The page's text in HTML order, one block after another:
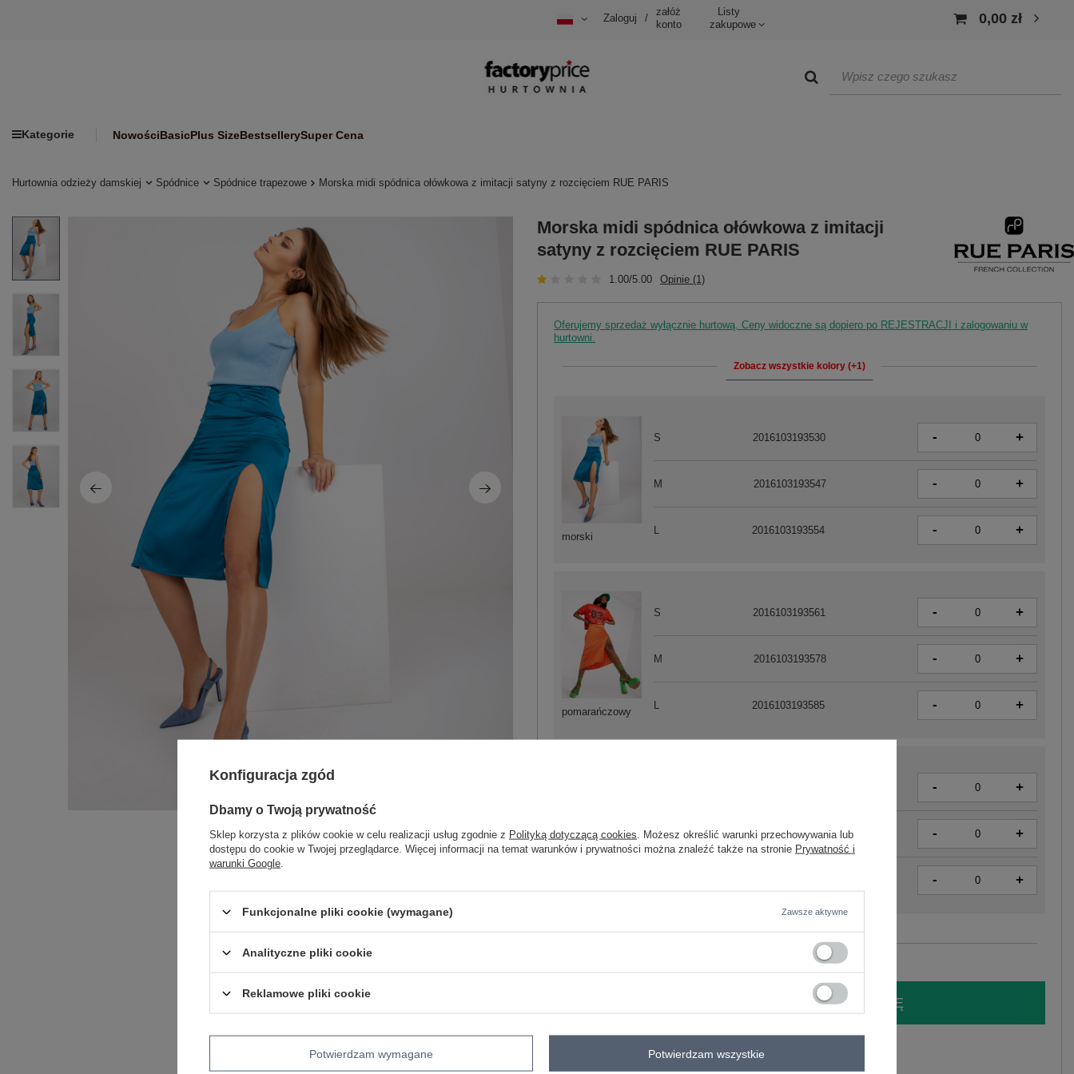
Zaloguj /
załóż
konto
Listy
zakupowe
0,00 zł
Kategorie NowościBasicPlus SizeBestsellerySuper Cena
Hurtownia odzieży damskiej Spódnice Spódnice trapezowe Morska midi spódnica ołówkowa z imitacji satyny z rozcięciem RUE PARIS
Morska midi spódnica ołówkowa z imitacji
satyny z rozcięciem RUE PARIS
1.00/5.00 Opinie (1)
Oferujemy sprzedaż wyłącznie hurtową. Ceny widoczne są dopiero po REJESTRACJI i zalogowaniu w
hurtowni.
Zobacz wszystkie kolory (+1)
pomarańczowy
S 2016103193561 - +
M 2016103193578 - +
L 2016103193585 - +
- +
M 2016103193486 - +
- +
morski
S 2016103193530 - +
M 2016103193547 - +
L 2016103193554 - +
Zobacz wszystkie kolory (+1)
ZALOGUJ SIĘ I ZOBACZ CENĘ
Konfiguracja zgód
Dbamy o Twoją prywatność
Sklep korzysta z plików cookie w celu realizacji usług zgodnie z Polityką dotyczącą cookies . Możesz określić warunki przechowywania lub
dostępu do cookie w Twojej przeglądarce. Więcej informacji na temat warunków i prywatności można znaleźć także na stronie Prywatność i
warunki Google
Funkcjonalne pliki cookie (wymagane) Zawsze aktywne
Analityczne pliki cookie
Reklamowe pliki cookie
Potwierdzam wymagane Potwierdzam wszystkie